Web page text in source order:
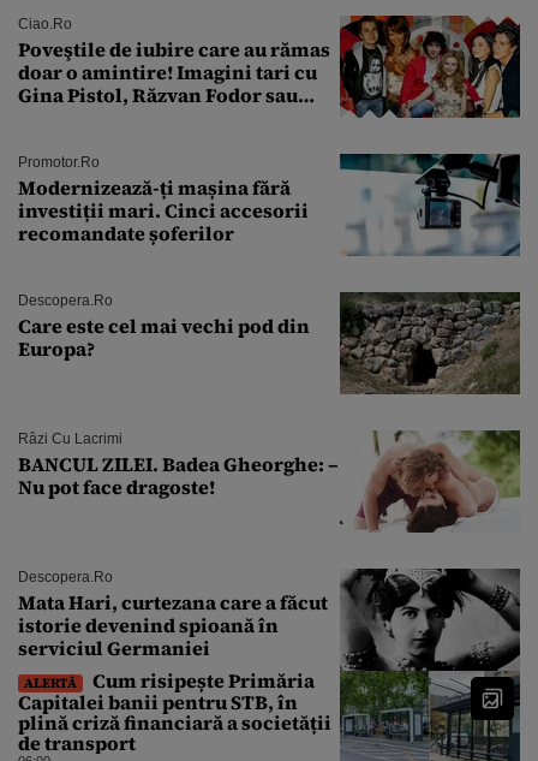
Ciao.ro
Poveştile de iubire care au rămas
doar o amintire! Imagini tari cu
Gina Pistol, Răzvan Fodor sau
Promotor.ro
Modernizează-ți mașina fără
investiții mari. Cinci accesorii
recomandate șoferilor
Descopera.ro
Care este cel mai vechi pod din
Europa?
Râzi Cu Lacrimi
BANCUL ZILEI. Badea Gheorghe: –
Nu pot face dragoste!
Descopera.ro
Mata Hari, curtezana care a făcut
istorie devenind spioană în
serviciul Germaniei
ALERTĂ
Cum risipește Primăria
Capitalei banii pentru STB, în
plină criză financiară a societății
de transport